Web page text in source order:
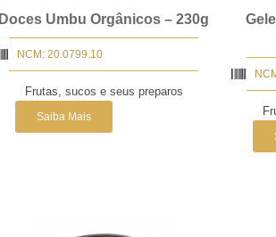
Doces Umbu Orgânicos – 230g
NCM: 20.0799.10
Frutas, sucos e seus preparos
Saiba Mais